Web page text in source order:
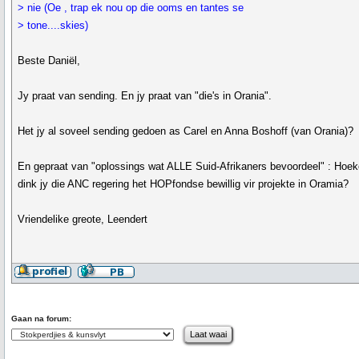
> nie (Oe , trap ek nou op die ooms en tantes se
> tone....skies)
Beste Daniël,
Jy praat van sending. En jy praat van "die's in Orania".
Het jy al soveel sending gedoen as Carel en Anna Boshoff (van Orania)?
En gepraat van "oplossings wat ALLE Suid-Afrikaners bevoordeel" :
dink jy die ANC regering het HOPfondse bewillig vir projekte in Oramia?
Vriendelike greote, Leendert
Gaan na forum: